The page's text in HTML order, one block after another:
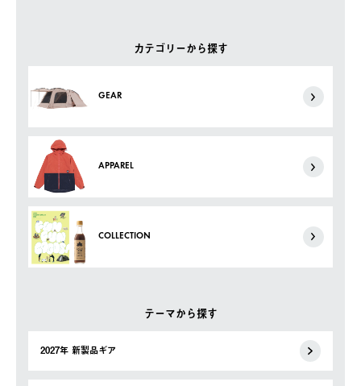
カテゴリーから探す
GEAR
APPAREL
COLLECTION
テーマから探す
2027年 新製品ギア